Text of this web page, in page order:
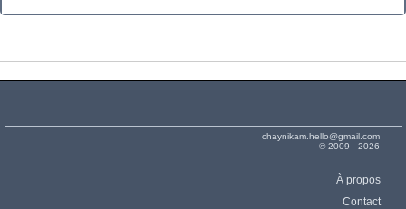
chaynikam.hello@gmail.com
© 2009 - 2026
À propos
Contact